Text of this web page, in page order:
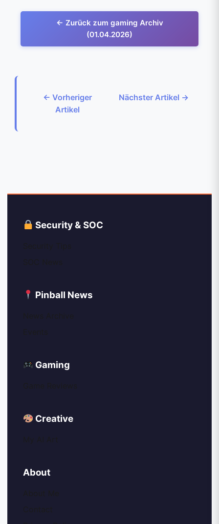
← Zurück zum gaming Archiv
(01.04.2026)
← Vorheriger
Artikel
Nächster Artikel →
Security & SOC
Pinball News
Gaming
Creative
About